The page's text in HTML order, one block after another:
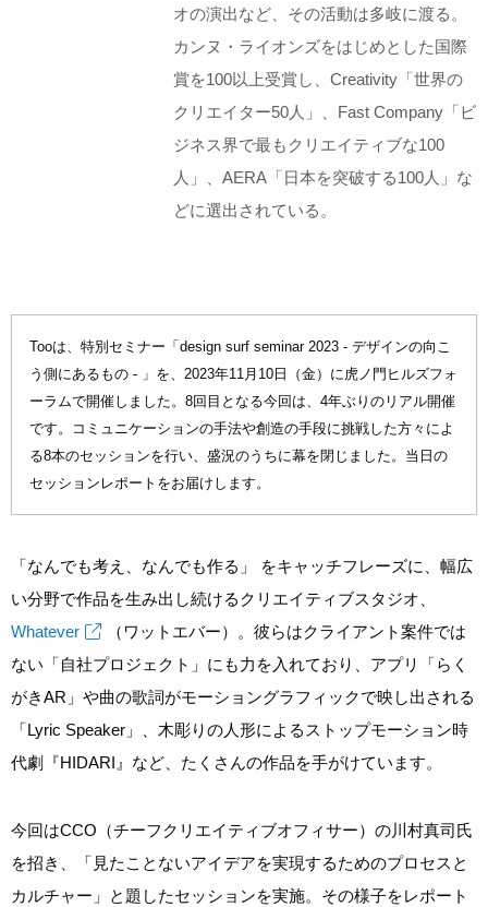
オの演出など、その活動は多岐に渡る。
カンヌ・ライオンズをはじめとした国際
賞を100以上受賞し、Creativity「世界の
クリエイター50人」、Fast Company「ビ
ジネス界で最もクリエイティブな100
人」、AERA「日本を突破する100人」な
どに選出されている。
Tooは、特別セミナー「design surf seminar 2023 - デザインの向こ
う側にあるもの - 」を、2023年11月10日（金）に虎ノ門ヒルズフォ
ーラムで開催しました。8回目となる今回は、4年ぶりのリアル開催
です。コミュニケーションの手法や創造の手段に挑戦した方々によ
る8本のセッションを行い、盛況のうちに幕を閉じました。当日の
セッションレポートをお届けします。
「なんでも考え、なんでも作る」 をキャッチフレーズに、幅広
い分野で作品を生み出し続けるクリエイティブスタジオ、
Whatever
（ワットエバー）。彼らはクライアント案件では
ない「自社プロジェクト」にも力を入れており、アプリ「らく
がきAR」や曲の歌詞がモーショングラフィックで映し出される
「Lyric Speaker」、木彫りの人形によるストップモーション時
代劇『HIDARI』など、たくさんの作品を手がけています。
今回はCCO（チーフクリエイティブオフィサー）の川村真司氏
を招き、「見たことないアイデアを実現するためのプロセスと
カルチャー」と題したセッションを実施。その様子をレポート